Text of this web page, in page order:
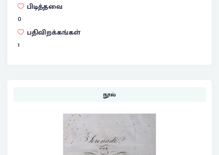
பிடித்தவை
0
பதிவிறக்கங்கள்
1
நூல்